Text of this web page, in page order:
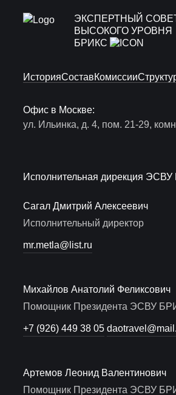
ЭКСПЕРТНЫЙ
ВЫСОКОГО УРОВНЯ
БРИКС
ИсторияСоставКомиссии
Офис в Москве:
ул. Ильинка, д. 4, пом. 21-29,
Исполнительная дирекция
Сагал Дмитрий Алексеевич
Исполнительный директор
mr.metla@list.ru
Михайлов Анатолий Феликсович
Помощник Президента ЭСВУ
+7 (926) 449 38 05
Артемов Леонид Валентинович
Помощник Президента ЭСВУ